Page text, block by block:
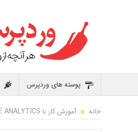
پوسته های وردپرس
خانه آموزش کار با GOOGLE ANALYTICS (جلسه بیست یکم)